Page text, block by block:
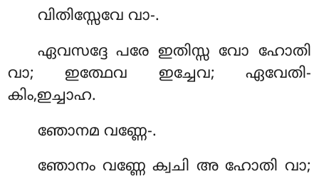
വിതിസ്സേവേവാ-.
ഏവസദ്ദേ പരേ ഇതിസ്സ വോ ഹോതി
വാ; ഇത്ഥേവ ഇച്ചേവ; ഏവേതി-
കിം,ഇച്ചാഹ.
ഞോനമ വണ്ണേ-.
ഞോനം വണ്ണേ ക്വചി അ ഹോതി വാ;